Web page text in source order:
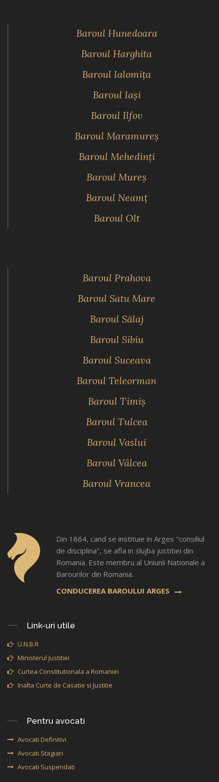
Baroul Hunedoara
Baroul Harghita
Baroul Ialomiţa
Baroul Iaşi
Baroul Ilfov
Baroul Maramureş
Baroul Mehedinţi
Baroul Mureş
Baroul Neamţ
Baroul Olt
Baroul Prahova
Baroul Satu Mare
Baroul Sălaj
Baroul Sibiu
Baroul Suceava
Baroul Teleorman
Baroul Timiş
Baroul Tulcea
Baroul Vaslui
Baroul Vâlcea
Baroul Vrancea
Din 1864, cand se instituie in Arges "consiliul
de disciplina", se afla in slujba justitiei din
Romania. Este membru al Uniunii Nationale a
Barourilor din Romania.
CONDUCEREA BAROULUI ARGES
Link-uri utile
U.N.B.R
Ministerul Justitiei
Curtea Constitutionala a Romaniei
Inalta Curte de Casatie si Justitie
Pentru avocati
Avocati Definitivi
Avocati Stagiari
Avocati Suspendati